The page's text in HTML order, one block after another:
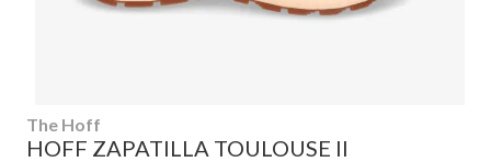
The Hoff
HOFF ZAPATILLA TOULOUSE II